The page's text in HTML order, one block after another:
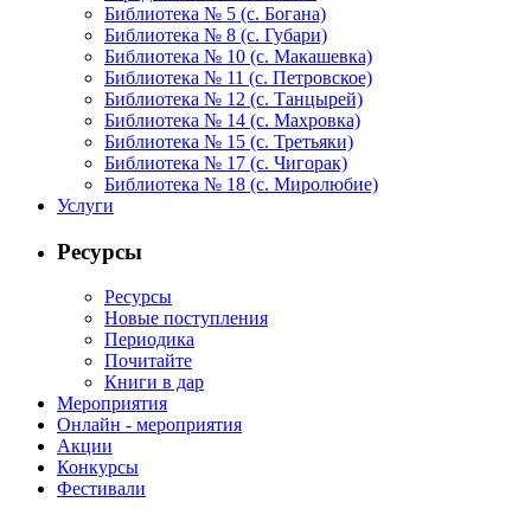
Библиотека № 5 (с. Богана)
Библиотека № 8 (с. Губари)
Библиотека № 10 (с. Макашевка)
Библиотека № 11 (с. Петровское)
Библиотека № 12 (с. Танцырей)
Библиотека № 14 (с. Махровка)
Библиотека № 15 (с. Третьяки)
Библиотека № 17 (с. Чигорак)
Библиотека № 18 (с. Миролюбие)
Услуги
Ресурсы
Ресурсы
Новые поступления
Периодика
Почитайте
Книги в дар
Мероприятия
Онлайн - мероприятия
Акции
Конкурсы
Фестивали